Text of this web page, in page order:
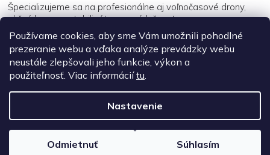
Používame cookies, aby sme Vám umožnili pohodlné
prezeranie webu a vďaka analýze prevádzky webu
neustále zlepšovali jeho funkcie, výkon a
použiteľnosť. Viac informáciítu.
Nastavenie
Odmietnuť Súhlasím
e
Špecializujeme sa na profesionálne aj voľnočasové drony,
akčné kamery, stabilizátory a príslušenstvo.
INFORMÁCIE
MÔJ ÚČET
Copyright 2026DroneRepublic.sk. Všetky práva vyhradené.Upraviť
nastavenie cookies